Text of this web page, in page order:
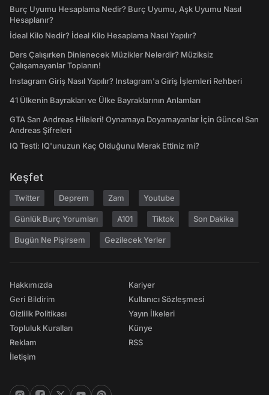
Burç Uyumu Hesaplama Nedir? Burç Uyumu, Aşk Uyumu Nasıl
Hesaplanır?
İdeal Kilo Nedir? İdeal Kilo Hesaplama Nasıl Yapılır?
Ders Çalışırken Dinlenecek Müzikler Nelerdir? Müziksiz
Çalışamayanlar Toplanın!
Instagram Giriş Nasıl Yapılır? Instagram'a Giriş İşlemleri Rehberi
41 Ülkenin Bayrakları ve Ülke Bayraklarının Anlamları
GTA San Andreas Hileleri! Oynamaya Doyamayanlar İçin Güncel San
Andreas Şifreleri
IQ Testi: IQ'unuzun Kaç Olduğunu Merak Ettiniz mi?
Keşfet
Twitter Deprem Zam Youtube
Günlük Burç Yorumları A101 Tiktok Son Dakika
Bugün Ne Pişirsem Gezilecek Yerler
Hakkımızda
Geri Bildirim
Gizlilik Politikası
Topluluk Kuralları
Reklam
İletişim
Kariyer
Kullanıcı Sözleşmesi
Yayın İlkeleri
Künye
RSS